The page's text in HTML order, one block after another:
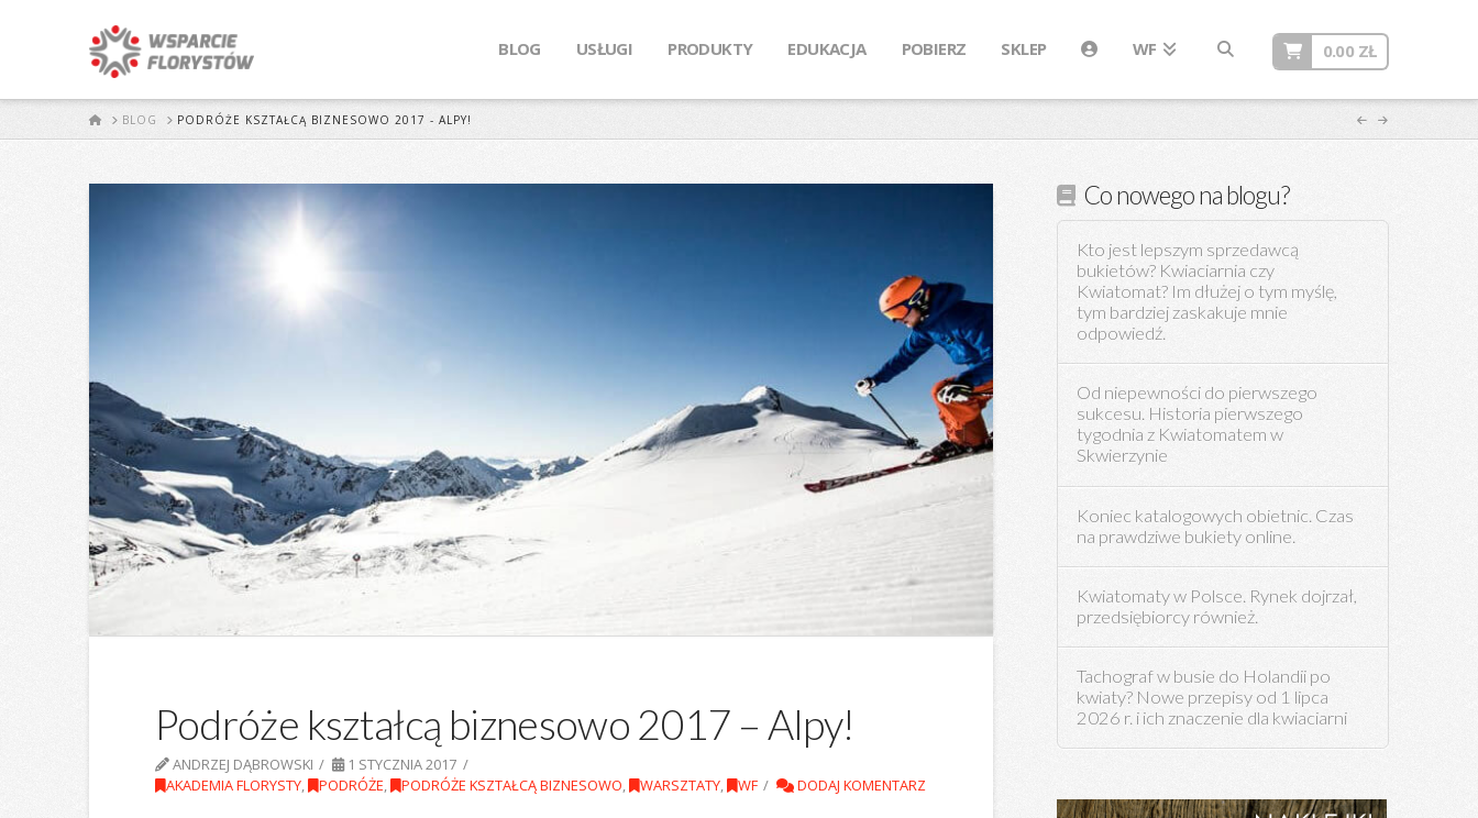
BLOG USŁUGI PRODUKTY EDUKACJA POBIERZ SKLEP WF 0.00 ZŁ
STARTBLOG PODRÓŻE KSZTAŁCĄ BIZNESOWO 2017 - ALPY!
Podróże kształcą biznesowo 2017 – Alpy!
ANDRZEJ DĄBROWSKI
1 STYCZNIA 2017
AKADEMIA FLORYSTY, PODRÓŻE, PODRÓŻE KSZTAŁCĄ BIZNESOWO, WARSZTATY, WF DODAJ KOMENTARZ
Co nowego na blogu?
Kto jest lepszym sprzedawcą
bukietów? Kwiaciarnia czy
Kwiatomat? Im dłużej o tym myślę,
tym bardziej zaskakuje mnie
odpowiedź.
Od niepewności do pierwszego
sukcesu. Historia pierwszego
tygodnia z Kwiatomatem w
Skwierzynie
Koniec katalogowych obietnic. Czas
na prawdziwe bukiety online.
Kwiatomaty w Polsce. Rynek dojrzał,
przedsiębiorcy również.
Tachograf w busie do Holandii po
kwiaty? Nowe przepisy od 1 lipca
2026 r. i ich znaczenie dla kwiaciarni